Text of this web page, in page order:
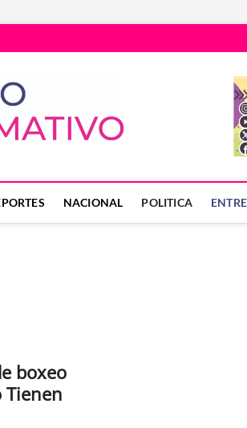
Núcleo
PORTAL DE NOTICIAS
NACIONAL POLITICA
boxeo
Tienen